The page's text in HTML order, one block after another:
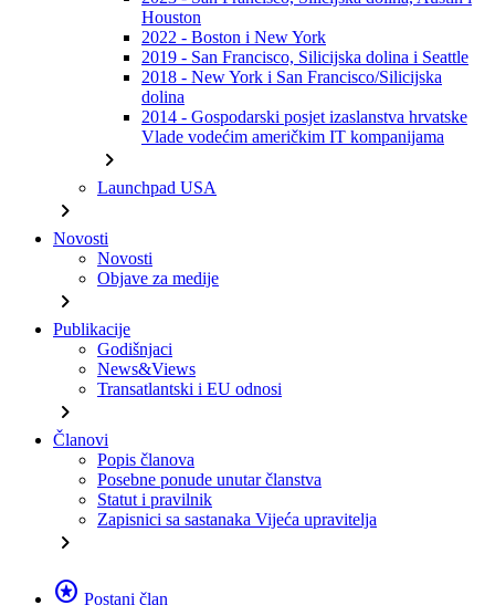
Houston
2022 - Boston i New York
2019 - San Francisco, Silicijska dolina i Seattle
2018 - New York i San Francisco/Silicijska
dolina
2014 - Gospodarski posjet izaslanstva hrvatske
Vlade vodećim američkim IT kompanijama
chevron_right
Launchpad USA
chevron_right
Novosti
Novosti
Objave za medije
chevron_right
Publikacije
Godišnjaci
News&Views
Transatlantski i EU odnosi
chevron_right
Članovi
Popis članova
Posebne ponude unutar članstva
Statut i pravilnik
Zapisnici sa sastanaka Vijeća upravitelja
chevron_right
stars Postani član